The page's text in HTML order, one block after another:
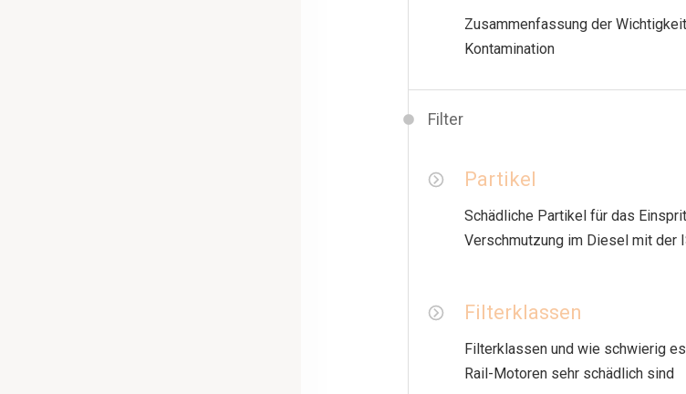
Zusammenfassung der
Kontamination
Filter
Partikel
Schädliche Partikel für das
Verschmutzung im Diesel mit der
Filterklassen
Filterklassen und wie schwierig
Rail-Motoren sehr schädlich sind